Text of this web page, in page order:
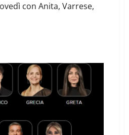
con Anita, Varrese,